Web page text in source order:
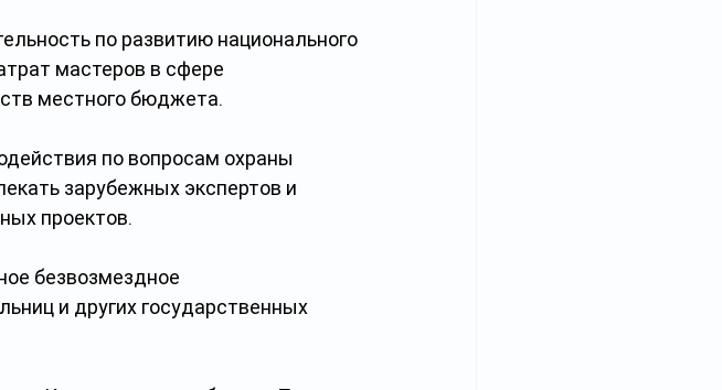
по развитию национального
мастеров в сфере
местного бюджета.
по вопросам охраны
зарубежных экспертов и
проектов.
безвозмездное
и других государственных